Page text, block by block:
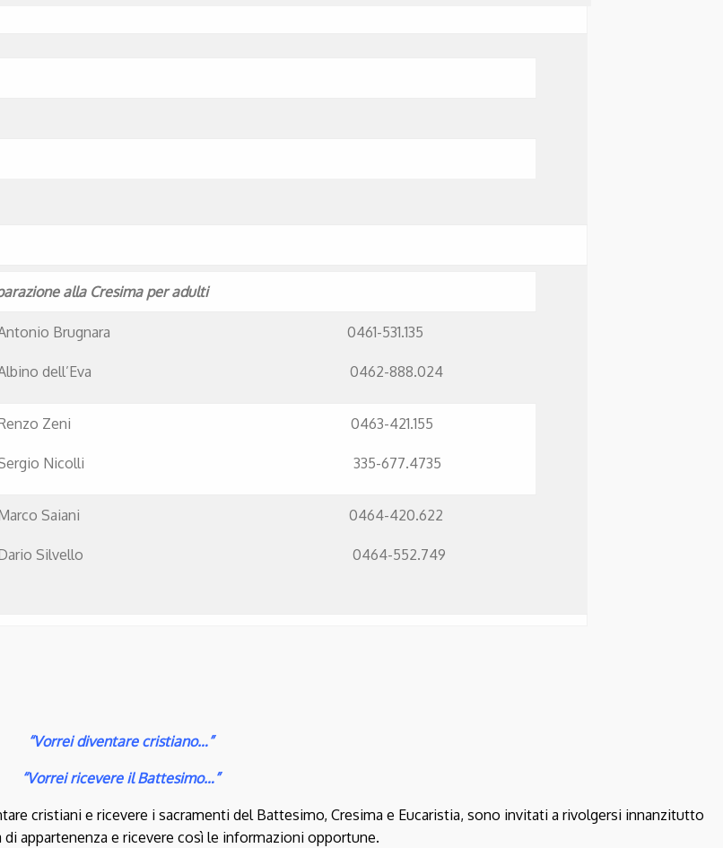
alla Cresima per adulti
Antonio Brugnara 0461-531.135
Albino dell’Eva 0462-888.024
Renzo Zeni 0463-421.155
Sergio Nicolli 335-677.4735
Marco Saiani 0464-420.622
Dario Silvello 0464-552.749
“Vorrei diventare cristiano…”
“Vorrei ricevere il Battesimo…”
cristiani e ricevere i sacramenti del Battesimo, Cresima e Eucaristia, sono invitati a rivolgersi innanzitutto
di appartenenza e ricevere così le informazioni opportune.